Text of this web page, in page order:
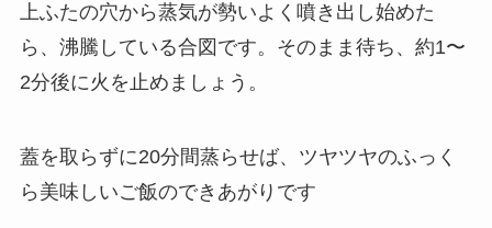
上ふたの穴から蒸気が勢いよく噴き出し始めた
ら、沸騰している合図です。そのまま待ち、約1〜
2分後に火を止めましょう。
蓋を取らずに20分間蒸らせば、ツヤツヤのふっく
ら美味しいご飯のできあがりです